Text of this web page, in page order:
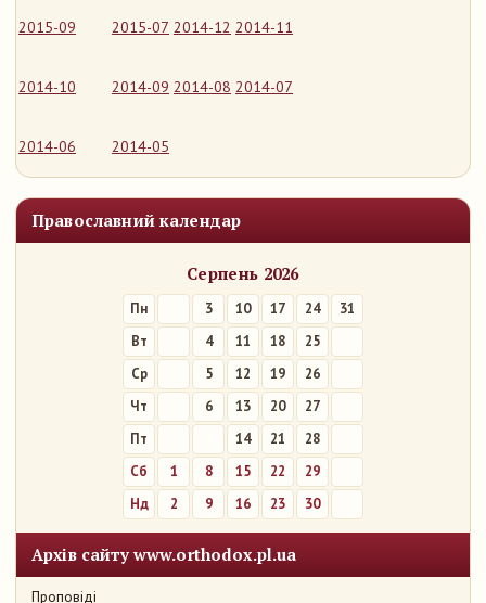
2015-09 2015-07 2014-12 2014-11
2014-10 2014-09 2014-08 2014-07
2014-06 2014-05
Православний календар
Серпень 2026
Пн 3 10 17 24
31
Вт
4 11 18
25
Ср
5 12 19
26
Чт
6 13 20
27
Пт
14 21
28
Сб
1 8 15 22
29
Нд
2 9 16 23 30
Архів сайту www.orthodox.pl.ua
Проповіді